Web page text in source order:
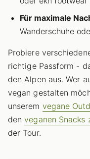
Für maximale
Wanderschuhe
Probiere
richtige Passform -
den Alpen aus. Wer
vegan gestalten
unserem vegane
denveganen Snacks
der Tour.